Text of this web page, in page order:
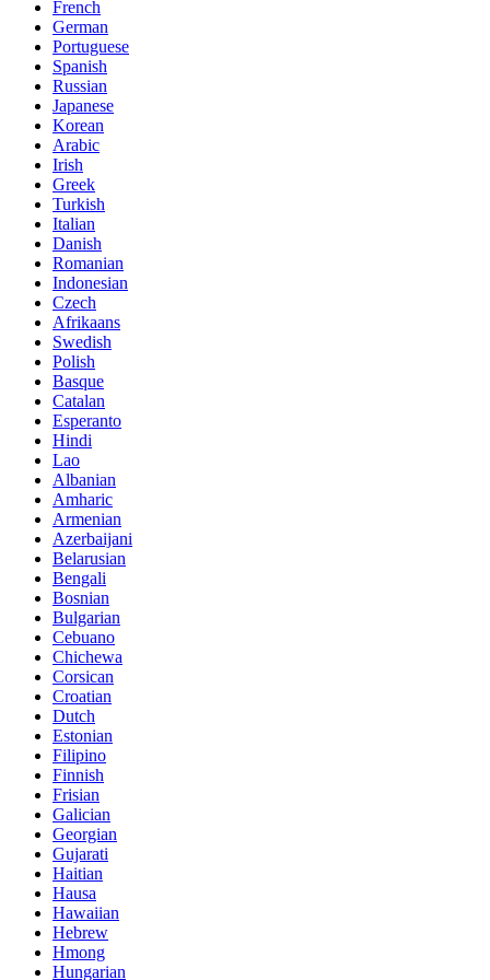
French
German
Portuguese
Spanish
Russian
Japanese
Korean
Arabic
Irish
Greek
Turkish
Italian
Danish
Romanian
Indonesian
Czech
Afrikaans
Swedish
Polish
Basque
Catalan
Esperanto
Hindi
Lao
Albanian
Amharic
Armenian
Azerbaijani
Belarusian
Bengali
Bosnian
Bulgarian
Cebuano
Chichewa
Corsican
Croatian
Dutch
Estonian
Filipino
Finnish
Frisian
Galician
Georgian
Gujarati
Haitian
Hausa
Hawaiian
Hebrew
Hmong
Hungarian